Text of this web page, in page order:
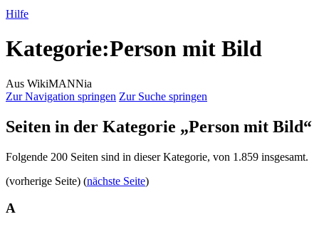
Hilfe
Kategorie:Person mit Bild
Aus WikiMANNia
Zur Navigation springen Zur Suche springen
Seiten in der Kategorie „Person mit Bild“
Folgende 200 Seiten sind in dieser Kategorie, von 1.859 insgesamt.
(vorherige Seite) (nächste Seite)
A